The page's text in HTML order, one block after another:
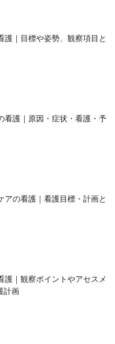
護｜目標や姿勢、観察項目と
看護｜原因・症状・看護・予
アの看護｜看護目標・計画と
護｜観察ポイントやアセスメ
計画